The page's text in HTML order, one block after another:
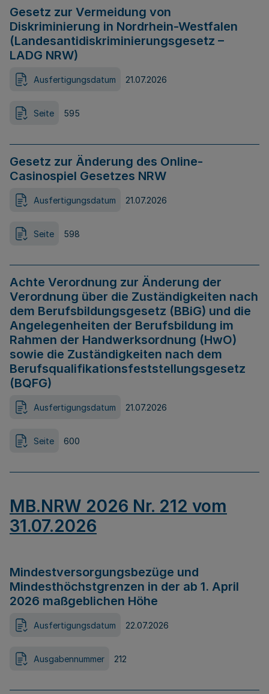
Gesetz zur Vermeidung von
Diskriminierung in Nordrhein-Westfalen
(Landesantidiskriminierungsgesetz –
LADG NRW)
Ausfertigungsdatum 21.07.2026
Seite 595
Gesetz zur Änderung des Online-
Casinospiel Gesetzes NRW
Ausfertigungsdatum 21.07.2026
Seite 598
Achte Verordnung zur Änderung der
Verordnung über die Zuständigkeiten nach
dem Berufsbildungsgesetz (BBiG) und die
Angelegenheiten der Berufsbildung im
Rahmen der Handwerksordnung (HwO)
sowie die Zuständigkeiten nach dem
Berufsqualifikationsfeststellungsgesetz
(BQFG)
Ausfertigungsdatum 21.07.2026
Seite 600
MB.NRW 2026 Nr. 212 vom
31.07.2026
Mindestversorgungsbezüge und
Mindesthöchstgrenzen in der ab 1. April
2026 maßgeblichen Höhe
Ausfertigungsdatum 22.07.2026
Ausgabennummer 212